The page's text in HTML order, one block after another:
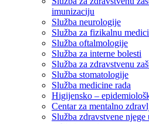
imunizaciju
Služba neurologije
Služba za fizikalnu
Služba oftalmologije
Služba za interne bolesti
Služba za zdravstvenu
Služba stomatologije
Služba medicine rada
Higijensko –
Centar za mentalno
Služba zdravstvene